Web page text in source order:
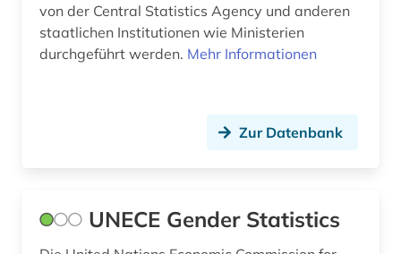
mitteleuropa (3)
mobilkommunikation (1)
naturkatastrophe (1)
von der Central Statistics Agency und anderen
staatlichen Institutionen wie Ministerien
durchgeführt werden. Mehr Informationen
Zur Datenbank
UNECE Gender Statistics